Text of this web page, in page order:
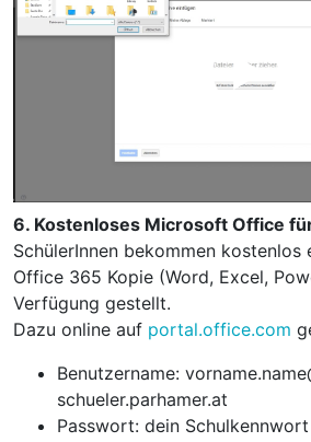
6. Kostenloses Microsoft Office
SchülerInnen bekommen kostenlos
Office 365 Kopie (Word, Excel,
Verfügung gestellt.
Dazu online auf portal.office.com
Benutzername:
schueler.parhamer.at
Passwort: dein Schulkennwort